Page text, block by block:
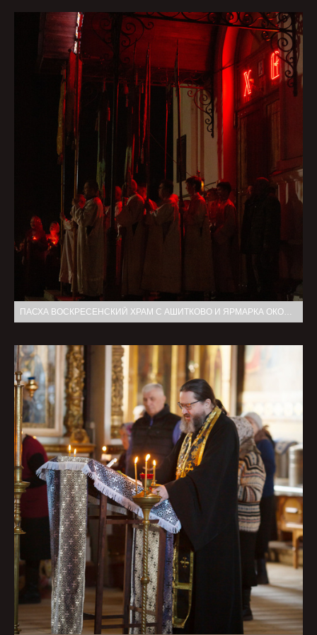
ПАСХА ВОСКРЕСЕНСКИЙ ХРАМ С АШИТКОВО И ЯРМАРКА ОКОЛО ХРАМА